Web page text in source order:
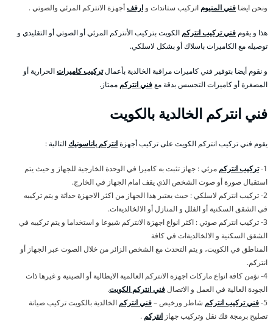
ونحن ايضا فني المنيوماتركيب ستاندات و ارففأجهزة الانتركم المرئي والصوتي .
هذا و يقوم فني تركيب انتركم الكويت بتركيب الأنتركم المرئي أو الصوتي أو التقليدي و
توصيله مع الكاميرات باسلاك أو بشكل لاسلكي.
و نقوم أيضا بتوفير فني كاميرات مراقبة الخالدية بأعمالتركيب كاميراتالحرارية أو
المصغرة أو كاميرات التجسس بدقة معفني انتركمممتاز.
فني انتركم الخالدية بالكويت
يقوم فني تركيب انتركم الكويت على تركيب أجهزةانتركم باناسونيك التالية :
1- تركيب انتركم مرئي : جهاز تثبت به كاميرا في الوحدة الخارجية للجهاز و حيث يتم
استقبال صورة أو صوت الشخص الذي يقف امام الجهاز في الخارج.
2- تركيب انتركم لاسلكي : حيث يعتبر هذا الجهاز من اكثر الاجهزة حداثة و يتم تركيبه
في الشقق السكنية أو الفلل و المنازل أو الالخالديةات.
3- تركيب انتركم صوتي : اكثر انواع اجهزة الانتركم شيوعا و استخداما و يتم تركيبه في
الشقق السكنية و الالخالديةات في كافة
المناطق في الكويت، و يتم التحدث مع الشخص الزائر من خلال الصوت عبر الجهاز أو
انتركم.
4- نؤمن كافة انواع ماركات اجهزة الانتركم العالمية الايطالية أو الصينية و غيرها ذات
الجودة العالية في العمل و الاتصالفني انتركم الكويت.
5- فني تركيب انتركم شاطر ورخيص –فني انتركم الخالدية بالكويت تركيب صيانة
تصليح برمجة فك نقل وتركيب جهاز انتركم .